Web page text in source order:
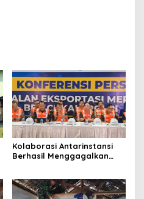
Kolaborasi Antarinstansi
Berhasil Menggagalkan